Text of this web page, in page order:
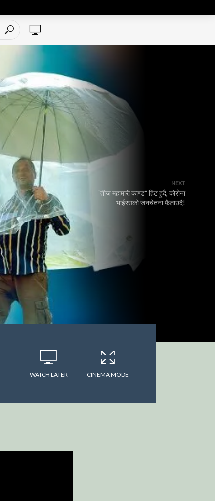
NEXT
“तीज महामारी काण्ड” हिट हुदै, कोरोना
भाईरसको जनचेतना फ़ैलाउदै!
WATCH LATER CINEMA MODE